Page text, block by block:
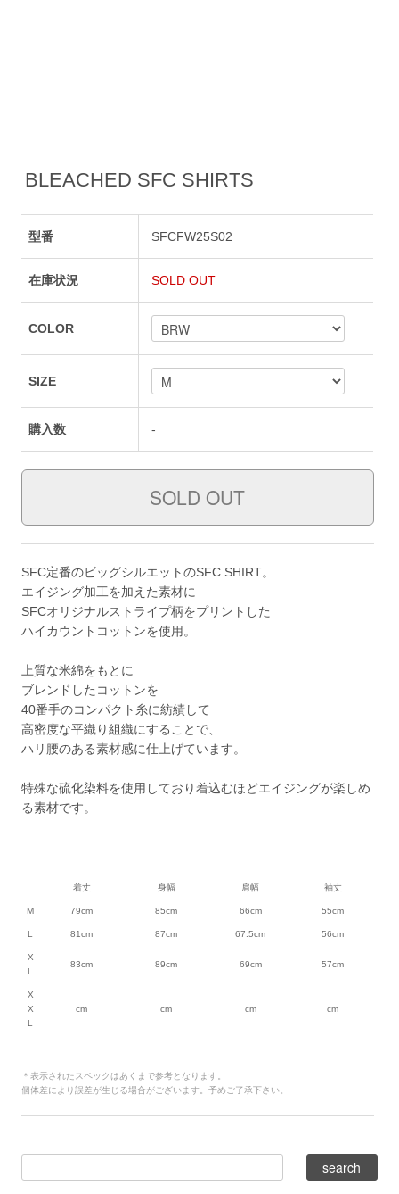
BLEACHED SFC SHIRTS
型番 SFCFW25S02
在庫状況 SOLD OUT
COLOR
SIZE
購入数 -
SFC定番のビッグシルエットのSFC SHIRT。
エイジング加工を加えた素材に
SFCオリジナルストライプ柄をプリントした
ハイカウントコットンを使用。
上質な米綿をもとに
ブレンドしたコットンを
40番手のコンパクト糸に紡績して
高密度な平織り組織にすることで、
ハリ腰のある素材感に仕上げています。
特殊な硫化染料を使用しており着込むほどエイジングが楽しめ
る素材です。
着丈 身幅 肩幅 袖丈
M 79cm 85cm 66cm 55cm
L 81cm 87cm 67.5cm 56cm
X
L
83cm 89cm 69cm 57cm
X
X
L
cm cm cm cm
＊表示されたスペックはあくまで参考となります。
個体差により誤差が生じる場合がございます。予めご了承下さい。